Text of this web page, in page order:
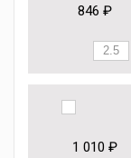
846 ₽
1 010 ₽